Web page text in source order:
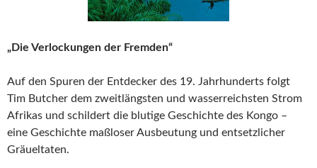
„Die Verlockungen der Fremden“
Auf den Spuren der Entdecker des 19. Jahrhunderts folgt
Tim Butcher dem zweitlängsten und wasserreichsten Strom
Afrikas und schildert die blutige Geschichte des Kongo –
eine Geschichte maßloser Ausbeutung und entsetzlicher
Gräueltaten.